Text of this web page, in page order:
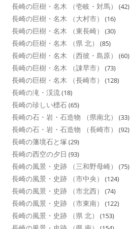
長崎の巨樹・名木 （壱岐・対馬） (42)
長崎の巨樹・名木 （大村市） (16)
長崎の巨樹・名木 （東長崎） (30)
長崎の巨樹・名木 （県 北） (85)
長崎の巨樹・名木 （西彼・島原） (60)
長崎の巨樹・名木 （諌早市） (73)
長崎の巨樹・名木 （長崎市） (128)
長崎の滝・渓流(18)
長崎の珍しい標石(65)
長崎の石・岩・石造物 （県南北） (33)
長崎の石・岩・石造物 （長崎市） (92)
長崎の藩境石と塚 (29)
長崎の西空の夕日 (93)
長崎の風景・史跡 （三和野母崎） (75)
長崎の風景・史跡 （市中央） (124)
長崎の風景・史跡 （市北西） (74)
長崎の風景・史跡 （市東南） (122)
長崎の風景・史跡 （県 北） (153)